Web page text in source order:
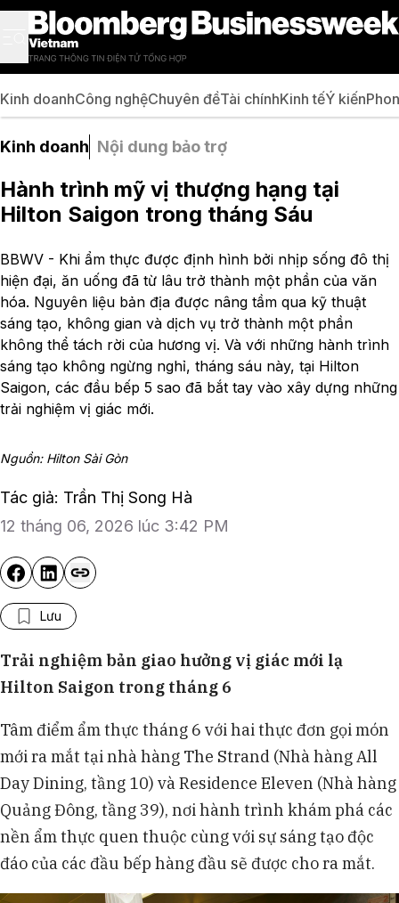
Kinh doanhCông nghệChuyên đềTài chínhKinh tếÝ kiến
Kinh doanh Nội dung bảo trợ
Hành trình mỹ vị thượng hạng tại
Hilton Saigon trong tháng Sáu
BBWV - Khi ẩm thực được định hình bởi nhịp sống đô thị
hiện đại, ăn uống đã từ lâu trở thành một phần của văn
hóa. Nguyên liệu bản địa được nâng tầm qua kỹ thuật
sáng tạo, không gian và dịch vụ trở thành một phần
không thể tách rời của hương vị. Và với những hành trình
sáng tạo không ngừng nghỉ, tháng sáu này, tại Hilton
Saigon, các đầu bếp 5 sao đã bắt tay vào xây dựng những
trải nghiệm vị giác mới.
Nguồn: Hilton Sài Gòn
Tác giả: Trần Thị Song Hà
12 tháng 06, 2026 lúc 3:42 PM
Lưu
Trải nghiệm bản giao hưởng vị giác mới lạ
Hilton Saigon trong tháng 6
Tâm điểm ẩm thực tháng 6 với hai thực đơn gọi món
mới ra mắt tại nhà hàng The Strand (Nhà hàng All
Day Dining, tầng 10) và Residence Eleven (Nhà hàng
Quảng Đông, tầng 39), nơi hành trình khám phá các
nền ẩm thực quen thuộc cùng với sự sáng tạo độc
đáo của các đầu bếp hàng đầu sẽ được cho ra mắt.